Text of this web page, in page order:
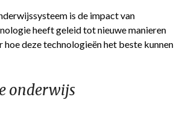
is de impact van
heeft geleid tot nieuwe manieren
deze technologieën het beste kunnen
onderwijs